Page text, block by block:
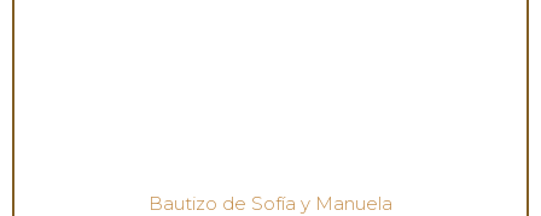
Bautizo de Sofía y Manuela